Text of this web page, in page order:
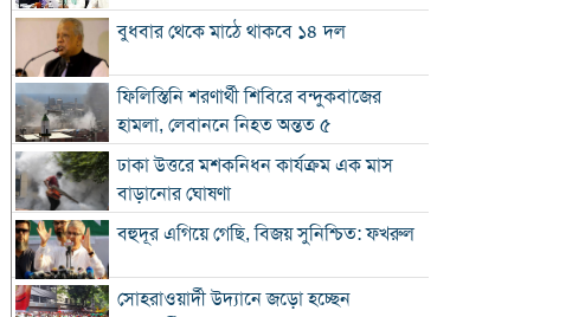
বুধবার থেকে মাঠে থাকবে ১৪ দল
ফিলিস্তিনি শরণার্থী শিবিরে বন্দুকবাজের
হামলা, লেবাননে নিহত অন্তত ৫
ঢাকা উত্তরে মশকনিধন কার্যক্রম এক মাস
বাড়ানোর ঘোষণা
বহুদূর এগিয়ে গেছি, বিজয় সুনিশ্চিত: ফখরুল
সোহরাওয়ার্দী উদ্যানে জড়ো হচ্ছেন